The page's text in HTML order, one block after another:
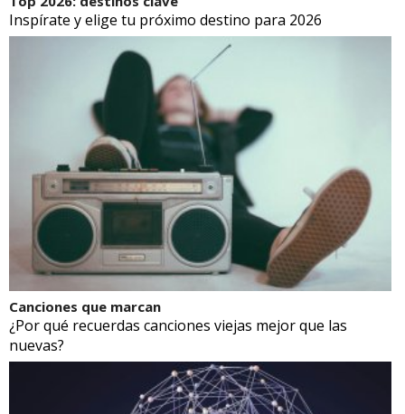
Inspírate y elige tu próximo destino para 2026
Canciones que marcan
¿Por qué recuerdas canciones viejas mejor que las
nuevas?